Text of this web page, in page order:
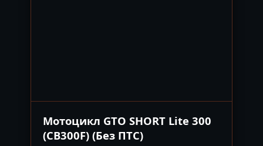
Мотоцикл GTO SHORT Lite 300
(CB300F) (Без ПТС)